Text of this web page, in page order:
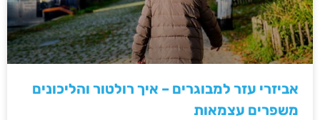
אביזרי עזר למבוגרים – איך רולטור והליכונים
משפרים עצמאות